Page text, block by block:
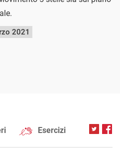
2021
Esercizi